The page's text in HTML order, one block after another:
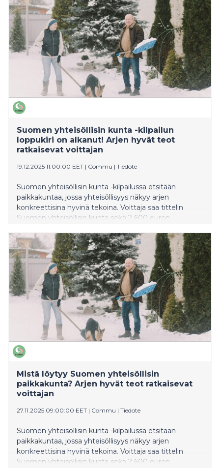
joka on tarkoitettu yhteisöllisyyttä vahvistavaan
käyttöön.
Suomen yhteisöllisin kunta -kilpailun
loppukiri on alkanut! Arjen hyvät teot
ratkaisevat voittajan
19.12.2025 11:00:00 EET | Commu | Tiedote
Suomen yhteisöllisin kunta -kilpailussa etsitään
paikkakuntaa, jossa yhteisöllisyys näkyy arjen
konkreettisina hyvinä tekoina. Voittaja saa tittelin
Suomen yhteisöllisin kunta sekä 2 600 euron
päättävät yhdessä. Kilpailu järjestetään nyt toista
kertaa, ja sen toteuttaa suomalainen auttamisen
sovellus Commu. Tällä hetkellä kilpailua johtaa
Raaseporin kaupunki, toisena Luumäki ja kolmantena
Ruokolahti.
Mistä löytyy Suomen yhteisöllisin
paikkakunta? Arjen hyvät teot ratkaisevat
voittajan
27.11.2025 09:00:00 EET | Commu | Tiedote
Suomen yhteisöllisin kunta -kilpailussa etsitään
paikkakuntaa, jossa yhteisöllisyys näkyy arjen
konkreettisina hyvinä tekoina. Voittaja saa tittelin
Suomen yhteisöllisin kunta sekä 2 600 euron